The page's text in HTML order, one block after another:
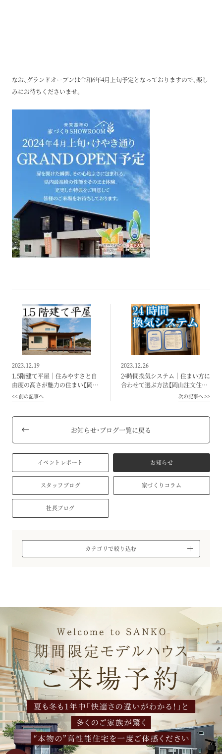
イベントレポート お知らせ
スタッフブログ 家づくりコラム
社長ブログ
カテゴリで絞り込む
なお、グランドオープンは令和6年4月上旬予定となっておりますので、楽し
みにお待ちくださいませ。
2023.12.19
1.5階建て平屋｜住みやすさと自
由度の高さが魅力の住まい【岡山
注文住宅コラムVol.026】
前の記事へ
2023.12.26
24時間換気システム｜住まい方に
合わせて選ぶ方法【岡山注文住宅
次の記事へ
お知らせ・ブログ一覧に戻る